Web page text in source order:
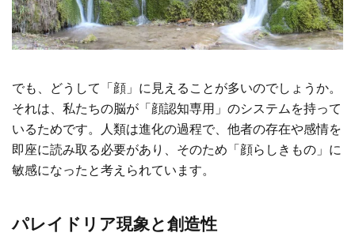
でも、どうして「顔」に見えることが多いのでしょうか。
それは、私たちの脳が「顔認知専用」のシステムを持って
いるためです。人類は進化の過程で、他者の存在や感情を
即座に読み取る必要があり、そのため「顔らしきもの」に
敏感になったと考えられています。
パレイドリア現象と創造性